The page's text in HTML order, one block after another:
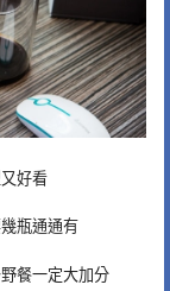
好看
瓶通通有
餐一定大加分